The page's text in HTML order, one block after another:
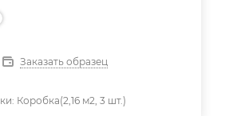
Заказать образец
Коробка(2,16 м2, 3 шт.)